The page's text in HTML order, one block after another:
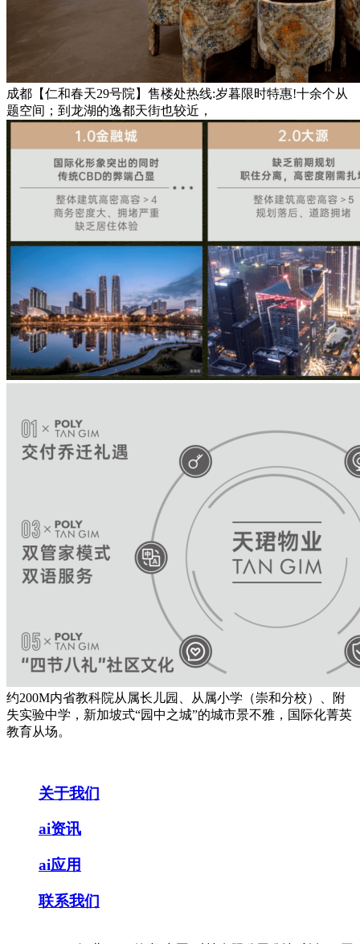
成都【仁和春天29号院】售楼处热线:岁暮限时特惠!十余个从
题空间；到龙湖的逸都天街也较近，
约200M内省教科院从属长儿园、从属小学（崇和分校）、附
失实验中学，新加坡式“园中之城”的城市景不雅，国际化菁英
教育从场。
关于我们
ai资讯
ai应用
联系我们